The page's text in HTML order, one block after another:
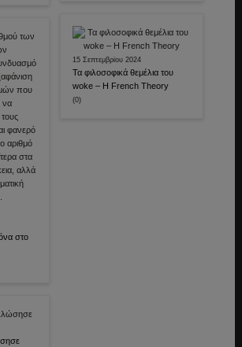
στο
15 Σεπτεμβρίου 2024
Τα φιλοσοφικά θεμέλια του
woke – Η French Theory
(0)